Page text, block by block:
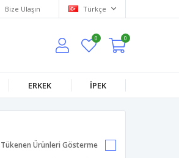
Bize Ulaşın Türkçe
0 0
ERKEK İPEK
Tükenen Ürünleri Gösterme